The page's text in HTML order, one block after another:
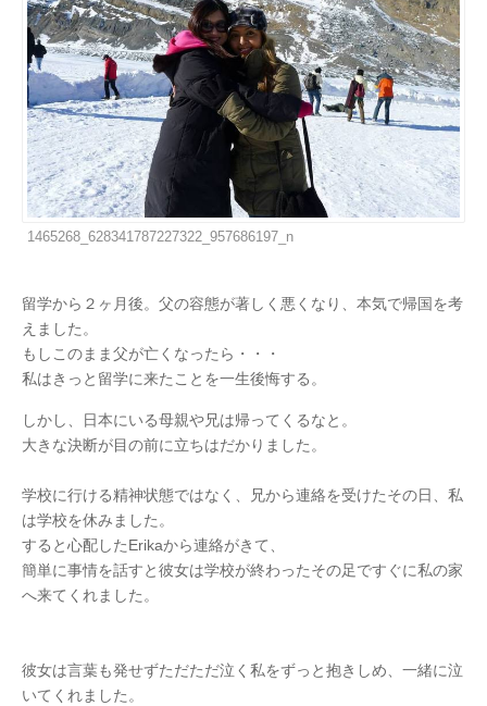
1465268_628341787227322_957686197_n
留学から２ヶ月後。父の容態が著しく悪くなり、本気で帰国を考
えました。
もしこのまま父が亡くなったら・・・
私はきっと留学に来たことを一生後悔する。
しかし、日本にいる母親や兄は帰ってくるなと。
大きな決断が目の前に立ちはだかりました。
学校に行ける精神状態ではなく、兄から連絡を受けたその日、私
は学校を休みました。
すると心配したErikaから連絡がきて、
簡単に事情を話すと彼女は学校が終わったその足ですぐに私の家
へ来てくれました。
彼女は言葉も発せずただただ泣く私をずっと抱きしめ、一緒に泣
いてくれました。